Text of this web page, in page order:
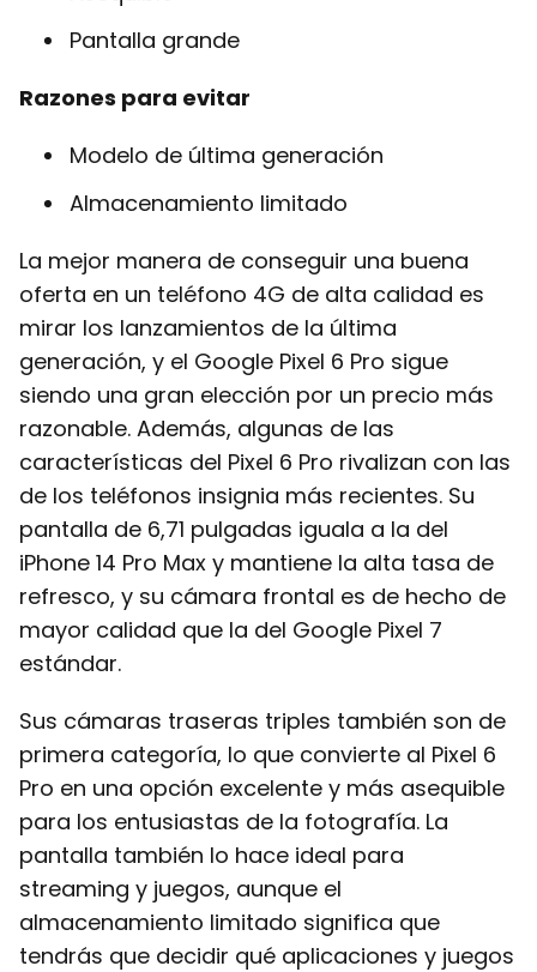
Pantalla grande
Razones para evitar
Modelo de última generación
Almacenamiento limitado
La mejor manera de conseguir una buena
oferta en un teléfono 4G de alta calidad es
mirar los lanzamientos de la última
generación, y el Google Pixel 6 Pro sigue
siendo una gran elección por un precio más
razonable. Además, algunas de las
características del Pixel 6 Pro rivalizan con las
de los teléfonos insignia más recientes. Su
pantalla de 6,71 pulgadas iguala a la del
iPhone 14 Pro Max y mantiene la alta tasa de
refresco, y su cámara frontal es de hecho de
mayor calidad que la del Google Pixel 7
estándar.
Sus cámaras traseras triples también son de
primera categoría, lo que convierte al Pixel 6
Pro en una opción excelente y más asequible
para los entusiastas de la fotografía. La
pantalla también lo hace ideal para
streaming y juegos, aunque el
almacenamiento limitado significa que
tendrás que decidir qué aplicaciones y juegos